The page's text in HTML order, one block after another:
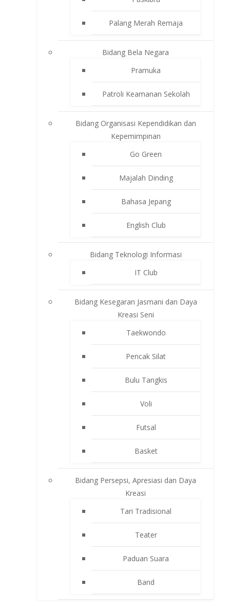
Palang Merah Remaja
Bidang Bela Negara
Pramuka
Patroli Keamanan Sekolah
Bidang Organisasi Kependidikan dan
Kepemimpinan
Go Green
Majalah Dinding
Bahasa Jepang
English Club
Bidang Teknologi Informasi
IT Club
Bidang Kesegaran Jasmani dan Daya
Kreasi Seni
Taekwondo
Pencak Silat
Bulu Tangkis
Voli
Futsal
Basket
Bidang Persepsi, Apresiasi dan Daya
Kreasi
Tari Tradisional
Teater
Paduan Suara
Band